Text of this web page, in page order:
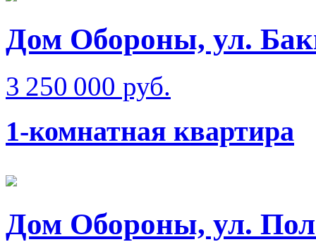
Дом Обороны, ул.
3 250 000 руб.
1-комнатная квартира
Дом Обороны, ул.